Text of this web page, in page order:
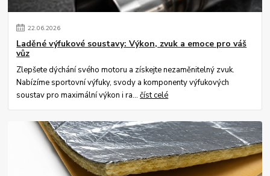
22.06.2026
Laděné výfukové soustavy: Výkon, zvuk a emoce pro váš
vůz
Zlepšete dýchání svého motoru a získejte nezaměnitelný zvuk.
Nabízíme sportovní výfuky, svody a komponenty výfukových
soustav pro maximální výkon i ra...číst celé